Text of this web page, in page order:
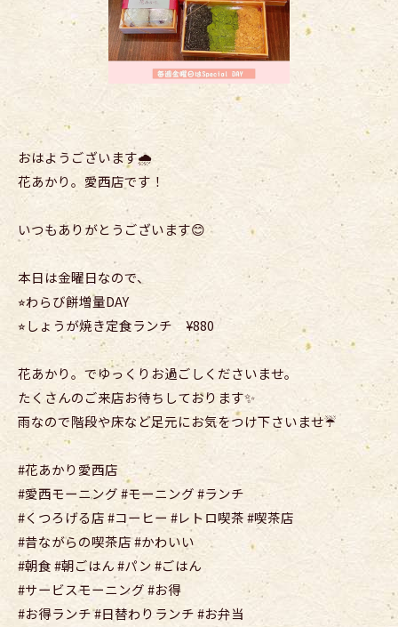
おはようございます🌧️
花あかり。愛西店です！
いつもありがとうございます😊
本日は金曜日なので、
⭐︎わらび餅増量DAY
⭐︎しょうが焼き定食ランチ ¥880
花あかり。でゆっくりお過ごしくださいませ。
たくさんのご来店お待ちしております✨
雨なので階段や床など足元にお気をつけ下さいませ☔️
#花あかり愛西店
#愛西モーニング #モーニング #ランチ
#くつろげる店 #コーヒー #レトロ喫茶 #喫茶店
#昔ながらの喫茶店 #かわいい
#朝食 #朝ごはん #パン #ごはん
#サービスモーニング #お得
#お得ランチ #日替わりランチ #お弁当